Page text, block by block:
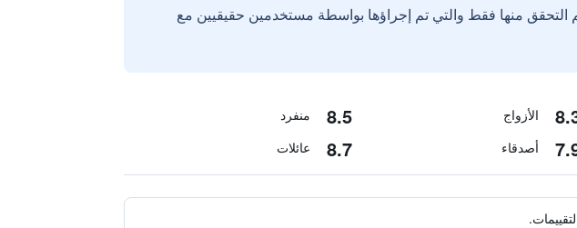
منها فقط والتي تم إجراؤها بواسطة مستخدمين حقيقيين مع
الأزواج 8.5 منفرد
أصدقاء 8.7 عائلات